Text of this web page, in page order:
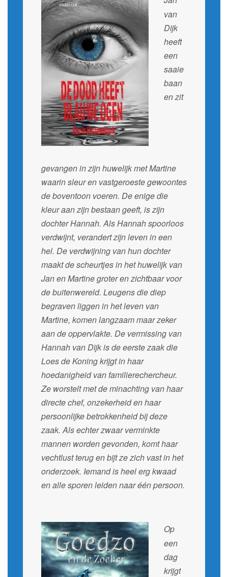
van
Dijk
heeft
een
saaie
baan
en zit
gevangen in zijn huwelijk met Martine
waarin sleur en vastgeroeste gewoontes
de boventoon voeren. De enige die
kleur aan zijn bestaan geeft, is zijn
dochter Hannah. Als Hannah spoorloos
verdwijnt, verandert zijn leven in een
hel. De verdwijning van hun dochter
maakt de scheurtjes in het huwelijk van
Jan en Martine groter en zichtbaar voor
de buitenwereld. Leugens die diep
begraven liggen in het leven van
Martine, komen langzaam maar zeker
aan de oppervlakte. De vermissing van
Hannah van Dijk is de eerste zaak die
Loes de Koning krijgt in haar
hoedanigheid van familierechercheur.
Ze worstelt met de minachting van haar
directe chef, onzekerheid en haar
persoonlijke betrokkenheid bij deze
zaak. Als echter zwaar verminkte
mannen worden gevonden, komt haar
vechtlust terug en bijt ze zich vast in het
onderzoek. Iemand is heel erg kwaad
en alle sporen leiden naar één persoon.
Op
een
dag
krijgt